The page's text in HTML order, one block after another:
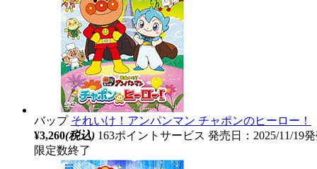
バップ それいけ！アンパンマン チャポンのヒーロー！
¥3,260(税込) 163ポイントサービス 発売日：2025/11/19
限定数終了